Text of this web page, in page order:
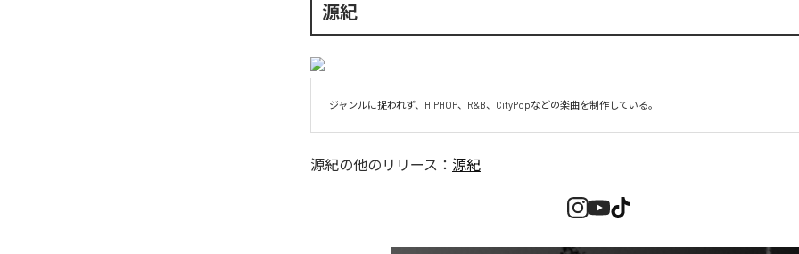
源紀
ジャンルに捉われず、HIPHOP、R&B、CityPopなどの楽曲を制作している。
源紀の他のリリース： 源紀